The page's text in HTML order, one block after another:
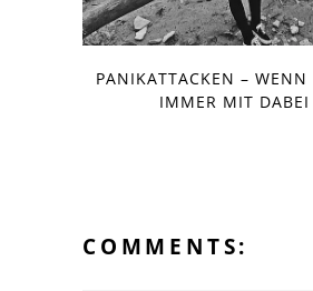
PANIKATTACKEN – WENN
IMMER MIT DABEI
COMMENTS: